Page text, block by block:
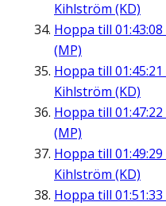
Kihlström (KD)
Hoppa till 01:43:08
(MP)
Hoppa till 01:45:21
Kihlström (KD)
Hoppa till 01:47:22
(MP)
Hoppa till 01:49:29
Kihlström (KD)
Hoppa till 01:51:33